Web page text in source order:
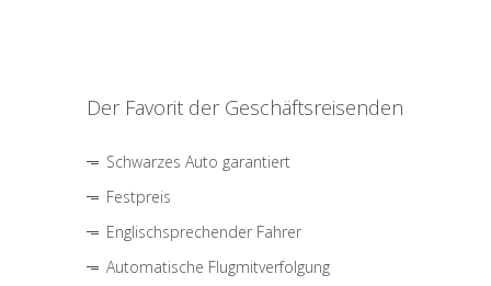
Der Favorit der Geschäftsreisenden
Schwarzes Auto garantiert
Festpreis
Englischsprechender Fahrer
Automatische Flugmitverfolgung